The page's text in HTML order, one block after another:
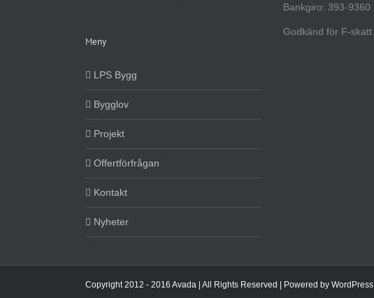
Meny
LPS Bygg
Bygglov
Projekt
Offertförfrågan
Kontakt
Nyheter
Bankgiro: 393-9360
Godkänd för F-skatt
Copyright 2012 - 2016 Avada | All Rights Reserved | Powered by WordPress